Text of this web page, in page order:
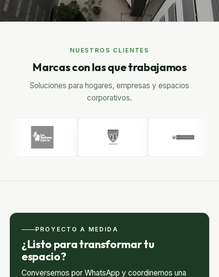
NUESTROS CLIENTES
Marcas con las que trabajamos
Soluciones para hogares, empresas y espacios
corporativos.
PROYECTO A MEDIDA
¿Listo para transformar tu
espacio?
Conversemos por WhatsApp y coordinemos una